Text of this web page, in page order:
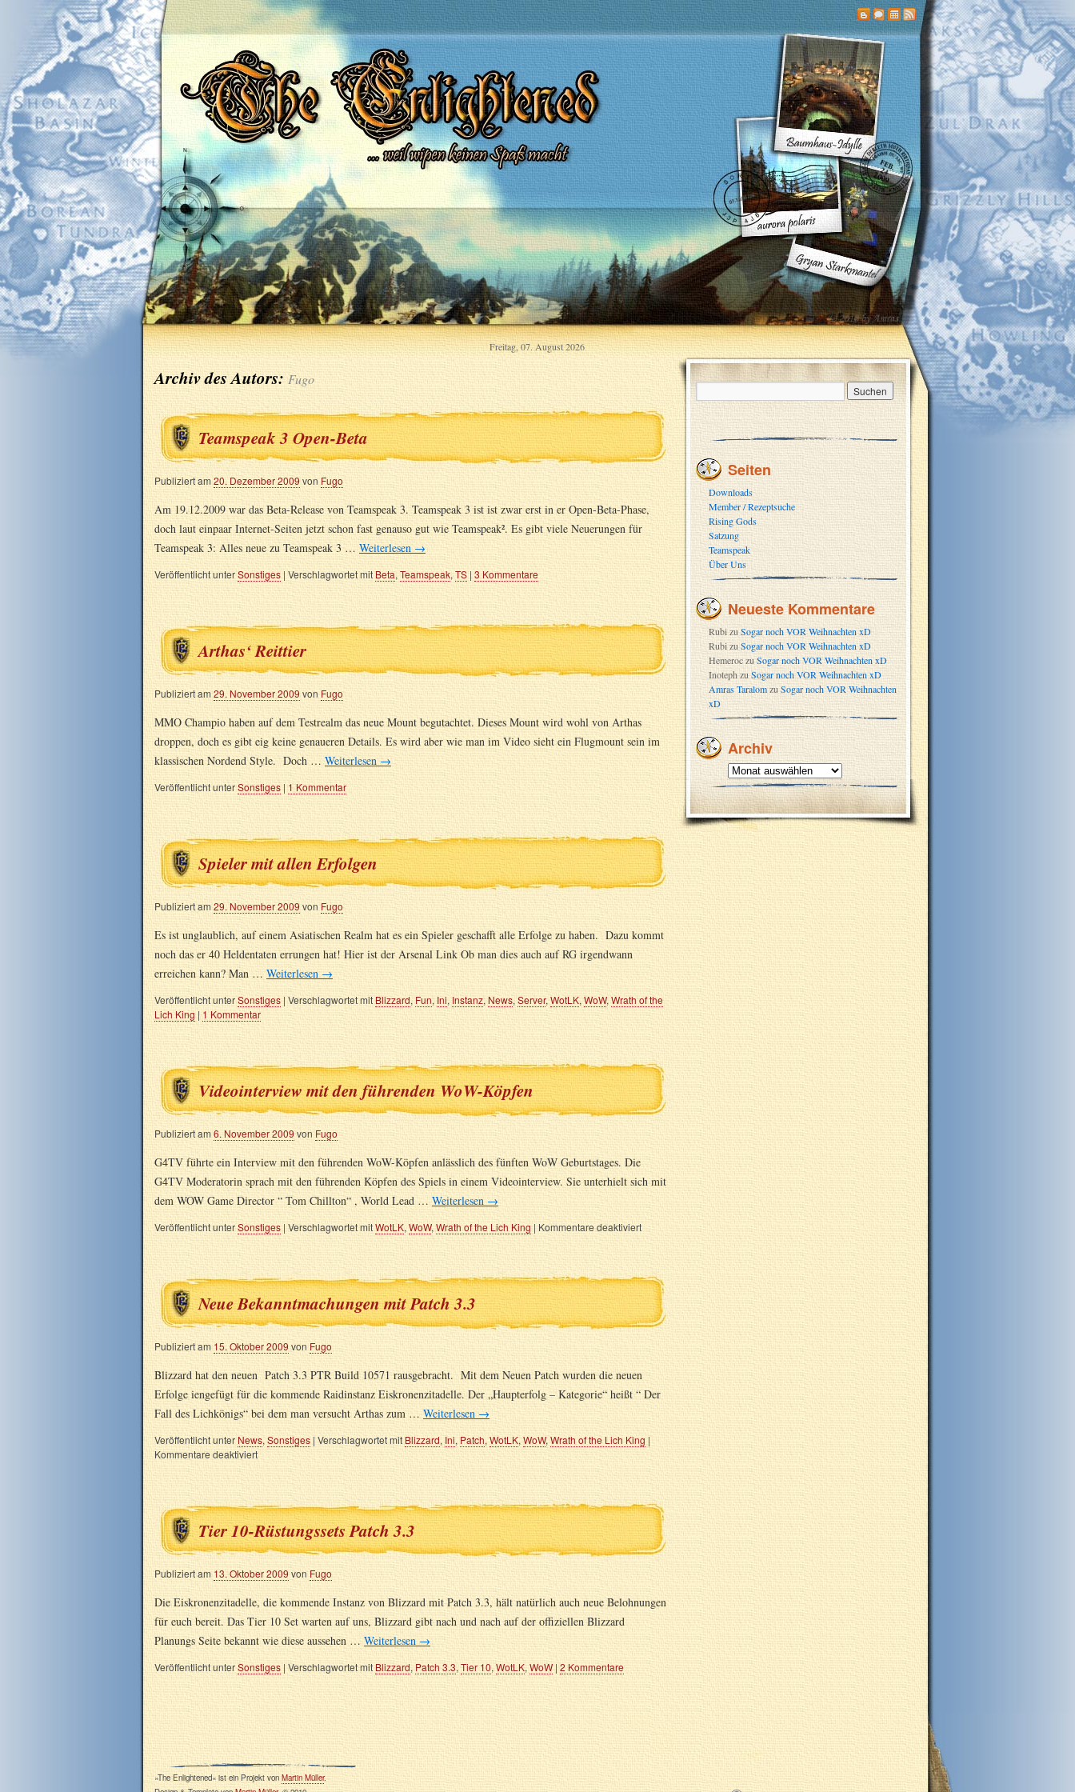
Freitag, 07. August 2026
Archiv des Autors: Fugo
Teamspeak 3 Open-Beta
Publiziert am20. Dezember 2009von Fugo
Am 19.12.2009 war das Beta-Release von Teamspeak 3. Teamspeak 3 ist ist zwar erst in er Open-Beta-Phase,
doch laut einpaar Internet-Seiten jetzt schon fast genauso gut wie Teamspeak². Es gibt viele Neuerungen für
Teamspeak 3: Alles neue zu Teamspeak 3 … Weiterlesen→
Veröffentlicht unterSonstiges| Verschlagwortet mit Beta, Teamspeak, TS | 3 Kommentare
Arthas‘ Reittier
Publiziert am29. November 2009 von Fugo
MMO Champio haben auf dem Testrealm das neue Mount begutachtet. Dieses Mount wird wohl von Arthas
droppen, doch es gibt eig keine genaueren Details. Es wird aber wie man im Video sieht ein Flugmount sein im
klassischen Nordend Style. Doch …Weiterlesen →
Veröffentlicht unterSonstiges | 1 Kommentar
Spieler mit allen Erfolgen
Publiziert am29. November 2009von Fugo
Es ist unglaublich, auf einem Asiatischen Realm hat es ein Spieler geschafft alle Erfolge zu haben. Dazu kommt
noch das er 40 Heldentaten errungen hat! Hier ist der Arsenal Link Ob man dies auch auf RG irgendwann
erreichen kann? Man … Weiterlesen →
Veröffentlicht unterSonstiges | Verschlagwortet mitBlizzard, Fun, Ini,Instanz,News, Server, WotLK,WoW, Wrath of the
Lich King | 1 Kommentar
Videointerview mit den führenden WoW-Köpfen
Publiziert am6. November 2009von Fugo
G4TV führte ein Interview mit den führenden WoW-Köpfen anlässlich des fünften WoW Geburtstages. Die
G4TV Moderatorin sprach mit den führenden Köpfen des Spiels in einem Videointerview. Sie unterhielt sich mit
dem WOW Game Director “ Tom Chillton“ , World Lead … Weiterlesen →
Veröffentlicht unterSonstiges| Verschlagwortet mitWotLK, WoW, Wrath of the Lich King | Kommentare deaktiviert
Neue Bekanntmachungen mit Patch 3.3
Publiziert am 15. Oktober 2009 von Fugo
Blizzard hat den neuen Patch 3.3 PTR Build 10571 rausgebracht. Mit dem Neuen Patch wurden die neuen
Erfolge iengefügt für die kommende Raidinstanz Eiskronenzitadelle. Der „Haupterfolg – Kategorie“ heißt “ Der
Fall des Lichkönigs“ bei dem man versucht Arthas zum … Weiterlesen→
Veröffentlicht unterNews, Sonstiges | Verschlagwortet mitBlizzard, Ini, Patch,WotLK, WoW,Wrath of the Lich King |
Kommentare deaktiviert
Tier 10-Rüstungssets Patch 3.3
Publiziert am 13. Oktober 2009von Fugo
Die Eiskronenzitadelle, die kommende Instanz von Blizzard mit Patch 3.3, hält natürlich auch neue Belohnungen
für euch bereit. Das Tier 10 Set warten auf uns, Blizzard gibt nach und nach auf der offiziellen Blizzard
Planungs Seite bekannt wie diese aussehen … Weiterlesen →
Veröffentlicht unterSonstiges| Verschlagwortet mitBlizzard, Patch 3.3,Tier 10, WotLK,WoW | 2 Kommentare
Seiten
Downloads
Member / Rezeptsuche
Rising Gods
Satzung
Teamspeak
Über Uns
Neueste Kommentare
RubizuSogar noch VOR Weihnachten xD
Rubizu Sogar noch VOR Weihnachten xD
HemeroczuSogar noch VOR Weihnachten xD
Inotephzu Sogar noch VOR Weihnachten xD
Amras TaralomzuSogar noch VOR Weihnachten
xD
Archiv
»The Enlightened« ist ein Projekt von Martin Müller.